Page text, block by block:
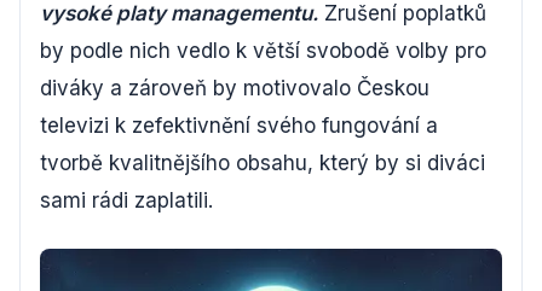
vysoké platy managementu. Zrušení poplatků
by podle nich vedlo k větší svobodě volby pro
diváky a zároveň by motivovalo Českou
televizi k zefektivnění svého fungování a
tvorbě kvalitnějšího obsahu, který by si diváci
sami rádi zaplatili.